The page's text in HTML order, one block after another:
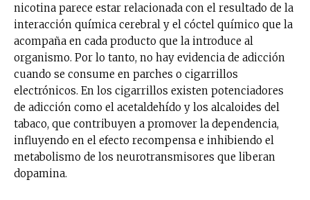
nicotina parece estar relacionada con el resultado de la
interacción química cerebral y el cóctel químico que la
acompaña en cada producto que la introduce al
organismo. Por lo tanto, no hay evidencia de adicción
cuando se consume en parches o cigarrillos
electrónicos. En los cigarrillos existen potenciadores
de adicción como el acetaldehído y los alcaloides del
tabaco, que contribuyen a promover la dependencia,
influyendo en el efecto recompensa e inhibiendo el
metabolismo de los neurotransmisores que liberan
dopamina.